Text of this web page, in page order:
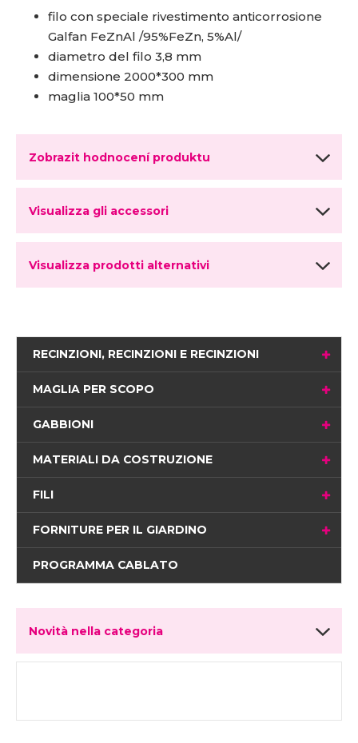
filo con speciale rivestimento anticorrosione
Galfan FeZnAl /95%FeZn, 5%Al/
diametro del filo 3,8 mm
dimensione 2000*300 mm
maglia 100*50 mm
Zobrazit hodnocení produktu
Visualizza gli accessori
Visualizza prodotti alternativi
RECINZIONI, RECINZIONI E RECINZIONI
MAGLIA PER SCOPO
GABBIONI
MATERIALI DA COSTRUZIONE
FILI
FORNITURE PER IL GIARDINO
PROGRAMMA CABLATO
Novità nella categoria